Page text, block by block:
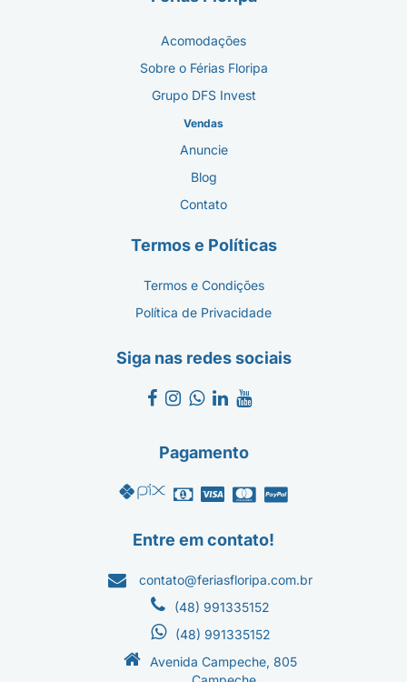
Acomodações
Sobre o Férias Floripa
Grupo DFS Invest
Vendas
Anuncie
Blog
Contato
Termos e Políticas
Termos e Condições
Política de Privacidade
Siga nas redes sociais
Pagamento
Entre em contato!
contato@feriasfloripa.com.br
(48) 991335152
(48) 991335152
Avenida Campeche, 805